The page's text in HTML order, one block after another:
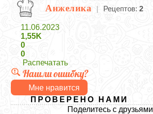
Анжелика | Рецептов:2
11.06.2023
1,55K
0
0
Распечатать
Нашли ошибку?
Мне нравится
ПРОВЕРЕНО НАМИ
Поделитесь с друзьями